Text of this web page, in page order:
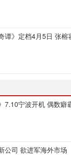
谭》定档4月5日 张榕
7.10宁波开机 偶数癖
公司 欲进军海外市场